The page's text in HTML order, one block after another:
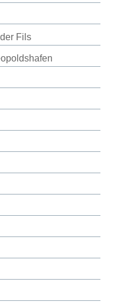
Fils